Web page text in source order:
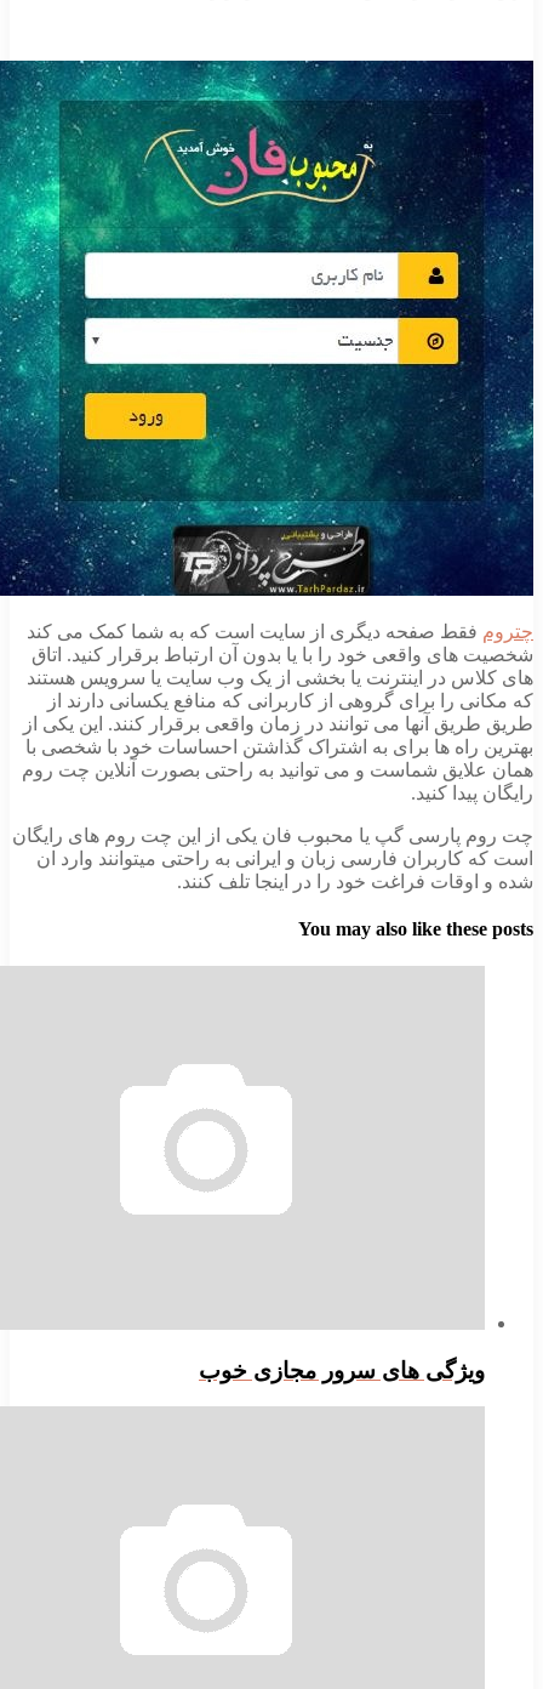
فقط صفحه دیگری از سایت است که به شما کمک می کند
واقعی خود را با یا بدون آن ارتباط برقرار کنید. اتاق
در اینترنت یا بخشی از یک وب سایت یا سرویس هستند
را برای گروهی از کاربرانی که منافع یکسانی دارند از
آنها می توانند در زمان واقعی برقرار کنند. این یکی از
راه ها برای به اشتراک گذاشتن احساسات خود با شخصی با
شماست و می توانید به راحتی بصورت آنلاین چت روم
کنید.
پارسی گپ یا محبوب فان یکی از این چت روم های رایگان
فارسی زبان و ایرانی به راحتی میتوانند وارد ان
فراغت خود را در اینجا تلف کنند.
You may also like
های سرور مجازی خوب